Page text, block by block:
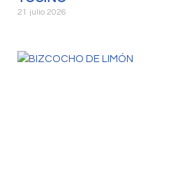
21 julio 2026